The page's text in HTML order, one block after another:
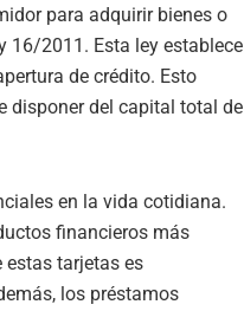
para adquirir bienes o
16/2011. Esta ley establece
de crédito. Esto
disponer del capital total de
en la vida cotidiana.
financieros más
estas tarjetas es
los préstamos